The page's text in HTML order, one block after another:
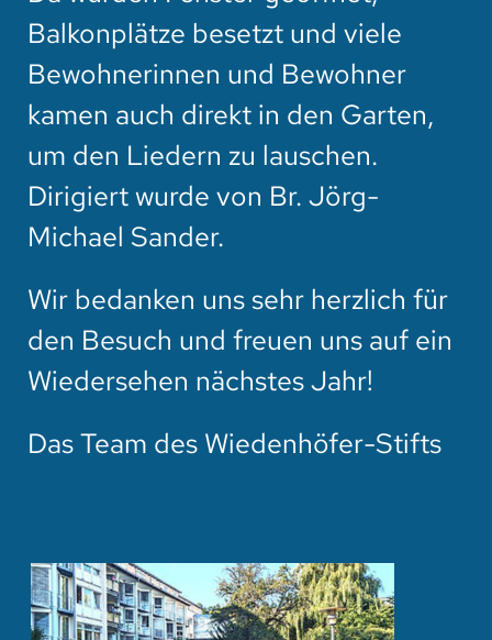
Balkonplätze besetzt und viele
Bewohnerinnen und Bewohner
kamen auch direkt in den Garten,
um den Liedern zu lauschen.
Dirigiert wurde von Br. Jörg-
Michael Sander.
Wir bedanken uns sehr herzlich für
den Besuch und freuen uns auf ein
Wiedersehen nächstes Jahr!
Das Team des Wiedenhöfer-Stifts